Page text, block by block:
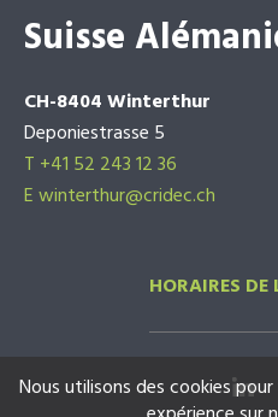
Suisse
CH-8404 Winterthur
Deponiestrasse 5
T +41 52 243 12 36
E winterthur@cridec.ch
HORAIRES
Nous utilisons des cookies